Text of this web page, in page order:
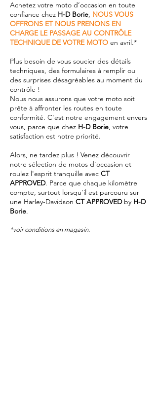
Achetez votre moto d’occasion en toute
confiance chez H-D Borie, NOUS VOUS
OFFRONS ET NOUS PRENONS EN
CHARGE LE PASSAGE AU CONTRÔLE
TECHNIQUE DE VOTRE MOTO en avril.*
Plus besoin de vous soucier des détails
techniques, des formulaires à remplir ou
des surprises désagréables au moment du
contrôle !
Nous nous assurons que votre moto soit
prête à affronter les routes en toute
conformité. C'est notre engagement envers
vous, parce que chez H-D Borie, votre
satisfaction est notre priorité.
Alors, ne tardez plus ! Venez découvrir
notre sélection de motos d'occasion et
roulez l'esprit tranquille avec CT
APPROVED. Parce que chaque kilomètre
compte, surtout lorsqu'il est parcouru sur
une Harley-Davidson CT APPROVEDby H-D
Borie.
*voir conditions en magasin.